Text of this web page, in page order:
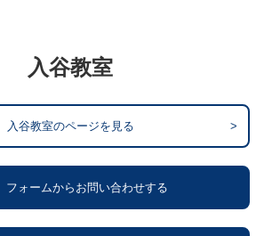
入谷教室
入谷教室のページを見る >
フォームからお問い合わせする